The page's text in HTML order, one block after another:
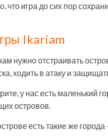
что игра до сих пор
Ikariam
нужно отстраивать
ходить в атаку и
у нас есть маленький
островов.
есть такие же